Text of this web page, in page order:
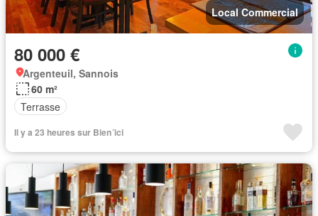
Local Commercial
80 000 €
Argenteuil, Sannois
60 m²
Terrasse
Il y a 23 heures sur Bien´ici